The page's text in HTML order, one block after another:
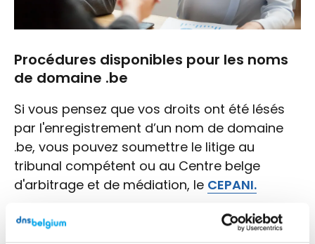
Procédures disponibles pour les noms
de domaine .be
Si vous pensez que vos droits ont été lésés
par l'enregistrement d’un nom de domaine
.be, vous pouvez soumettre le litige au
tribunal compétent ou au Centre belge
d'arbitrage et de médiation, le CEPANI.
On distingue donc deux procédures :